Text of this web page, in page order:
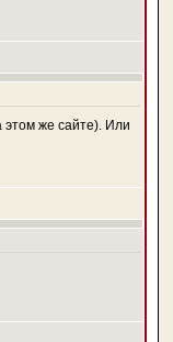
этом же сайте). Или